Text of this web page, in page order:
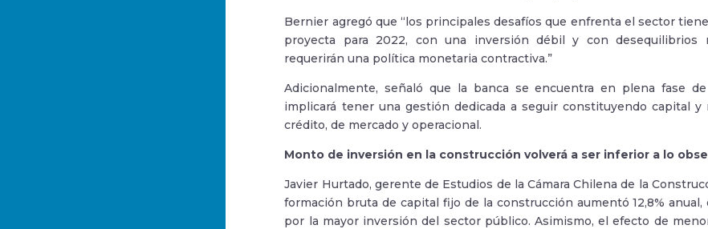
Bernier agregó que “los principales desafíos que enfrenta el sector
proyecta para 2022, con una inversión débil y con desequilibrios
requerirán una política monetaria contractiva.”
Adicionalmente, señaló que la banca se encuentra en plena fase
implicará tener una gestión dedicada a seguir constituyendo capital
crédito, de mercado y operacional.
Monto de inversión en la construcción volverá a ser inferior a lo
Javier Hurtado, gerente de Estudios de la Cámara Chilena de la
formación bruta de capital fijo de la construcción aumentó 12,8%
por la mayor inversión del sector público. Asimismo, el efecto de